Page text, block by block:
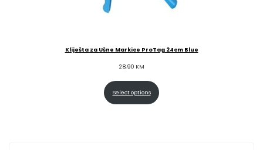
Kliješta za Ušne Markice ProTag 24cm Blue
28,90 KM
Select options